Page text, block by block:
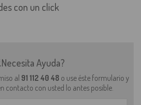
con un click
Ayuda?
al 91 112 40 48 o use éste formulario y
contacto con usted lo antes posible.